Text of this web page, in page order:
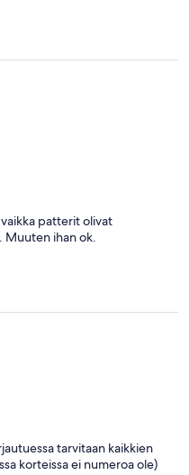
vaikka patterit olivat
Muuten ihan ok.
tarvitaan kaikkien
korteissa ei numeroa ole)